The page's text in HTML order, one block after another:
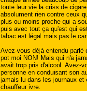
toute leur vie la criss de
absolument rien contre ceux
plus ou moins proche qui a
puis avec tout ça qu'est qui
tabac est légal mais pas le
Avez-vous déjà entendu parlé
pot moi NON! Mais qui n'a
avait trop pris d'alcool. Avez-
personne en conduisant son
jamais lu dans les journaux et
chauffeur ivre.